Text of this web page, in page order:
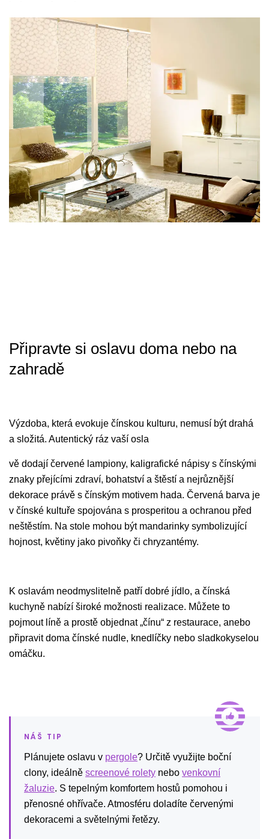
Připravte si oslavu doma nebo na
zahradě
Výzdoba, která evokuje čínskou kulturu, nemusí být drahá
a složitá. Autentický ráz vaší osla
vě dodají červené lampiony, kaligrafické nápisy s čínskými
znaky přejícími zdraví, bohatství a štěstí a nejrůznější
dekorace právě s čínským motivem hada. Červená barva je
v čínské kultuře spojována s prosperitou a ochranou před
neštěstím. Na stole mohou být mandarinky symbolizující
hojnost, květiny jako pivoňky či chryzantémy.
K oslavám neodmyslitelně patří dobré jídlo, a čínská
kuchyně nabízí široké možnosti realizace. Můžete to
pojmout líně a prostě objednat „čínu“ z restaurace, anebo
připravit doma čínské nudle, knedlíčky nebo sladkokyselou
omáčku.
Plánujete oslavu v pergole? Určitě využijte boční
clony, ideálně screenové rolety nebo venkovní
žaluzie. S tepelným komfortem hostů pomohou i
přenosné ohřívače. Atmosféru doladíte červenými
dekoracemi a světelnými řetězy.